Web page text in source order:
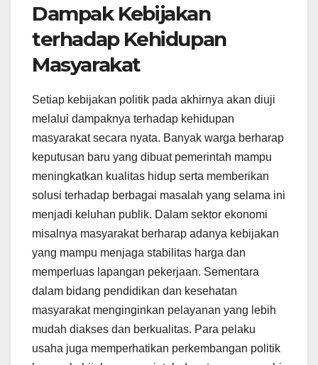
Dampak Kebijakan
terhadap Kehidupan
Masyarakat
Setiap kebijakan politik pada akhirnya akan diuji
melalui dampaknya terhadap kehidupan
masyarakat secara nyata. Banyak warga berharap
keputusan baru yang dibuat pemerintah mampu
meningkatkan kualitas hidup serta memberikan
solusi terhadap berbagai masalah yang selama ini
menjadi keluhan publik. Dalam sektor ekonomi
misalnya masyarakat berharap adanya kebijakan
yang mampu menjaga stabilitas harga dan
memperluas lapangan pekerjaan. Sementara
dalam bidang pendidikan dan kesehatan
masyarakat menginginkan pelayanan yang lebih
mudah diakses dan berkualitas. Para pelaku
usaha juga memperhatikan perkembangan politik